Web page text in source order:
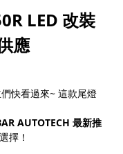
LED 改裝
應
快看過來~ 這款尾燈
AUTOTECH 最新推
擇！